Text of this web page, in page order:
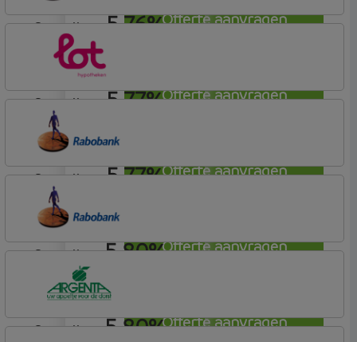
Offerte aanvragen
5,76%
Offerte aanvragen
aflosvrij
5,77%
Offerte aanvragen
Rabobank Spaarbank
Basisvoorwaarden
aflosvrij
5,77%
Offerte aanvragen
Lot Hypotheken
aflosvrij
5,80%
Offerte aanvragen
Rabobank Spaarbank
Plusvoorwaarden (Incl. Korting)
aflosvrij
5,80%
Rabobank Spaarbank
Plusvoorwaarden (Incl. Korting)
aflosvrij